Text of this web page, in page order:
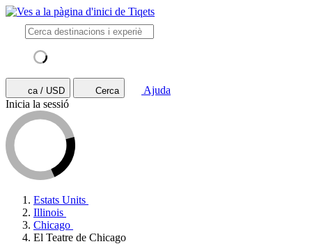
ca / USD Cerca
Ajuda
Inicia la sessió
Estats Units
Illinois
Chicago
El Teatre de Chicago